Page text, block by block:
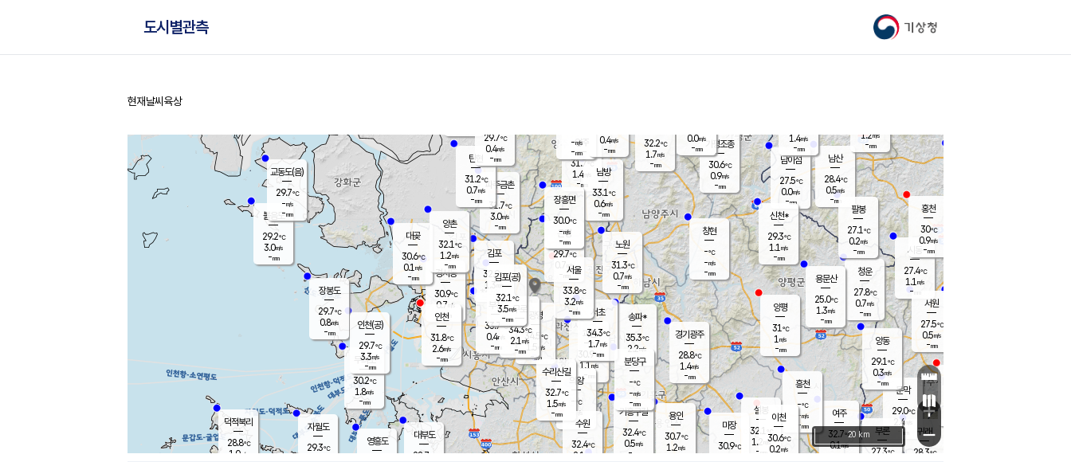
기상청
도시별관측
홈
현재날씨 육상
문막
29.0℃
2.4m/s
mm
남이섬
27.5℃
0.0m/s
-mm
무의도
30.2℃
1.8m/s
-mm
영흥도
볼음도
29.2℃
3.0m/s
-mm
자월도
29.3℃
양주
31.7℃
1.4
-mm
부론
27.3℃
과천
30.9℃
1.1m/s
- mm
남산
28.4℃
0.5m/s
-mm
장봉도
29.7℃
0.8m/s
-mm
청운
27.8℃
0.7m/s
-mm
팔봉
27.1℃
0.2m/s
-mm
용인
30.7℃
1.2m/s
여주
32.7℃
0.1m/s
양동
29.1℃
0.3m/s
-mm
경기광주
28.8℃
1.4m/s
-mm
1.4m/s
-mm
대부도
28.7
경서동
30.9℃
0.7 m/s
-mm
파주금촌
31.7℃
3.0m/s
-mm
가평조종
30.6℃
0.9m/s
-mm
32.2℃
1.7m/s
-mm
대곶
30.6℃
0.1 m/s
-mm
신천*
29.3℃
1.1 m/s
-mm
창현
-℃
-m/s
-mm
탄현
31.2℃
0.7m/s
-mm
0.0m/s
-mm
흥천
-℃
-m/s
-mm
마장
30.9℃
의왕
- ℃
m/s
mm
김포
32.0℃
1.3 m/s
mm
설봉
32.1
1.2 m/s
- mm
광명
34.5 ℃
1.5 m/s
-mm
부천
33.7℃
0.4m/s
-mm
양촌
32.1℃
1.2m/s
-mm
구로
34.3℃
2.1 m/s
-mm
은평
29.7℃
0.7 m/s
- mm
노원
31.3℃
0.7m/s
-mm
송파*
35.3℃
2.2m/s
-mm
서초
34.3℃
1.7m/s
-mm
남방
33.1℃
0.6m/s
-mm
기흥구갈
32.4℃
0.5m/s
-
수리산길
32.7℃
1.5m/s
-mm
분당구
-℃
-m/s
-mm
장흥면
30.0℃
-m/s
-mm
-m/s
-mm
시동
27.4℃
1.1 m/s
- mm
귀래
28.3℃
서원
27.5℃
0.5m/s
-mm
용문산
25.0℃
1.3m/s
-mm
덕적북리
28.8℃
1.0m/s
인천(공)
29.7℃
3.3m/s
-mm
김포(공)
32.1℃
3.5m/s
-mm
교동도(음)
29.7℃
-m/s
-mm
홍천
30℃
0.9m/s
-mm
이천
30.6℃
0.2m/s
양평
31℃
1 m/s
-mm
수원
32.4℃
2.1 m/s
인천
31.8℃
2.6m/s
-mm
서울
33.8℃
3.2m/s
-mm
1.2m/s
-mm
29.7℃
0.4m/s
-mm
0.4m/s
-mm
+
−
20 km